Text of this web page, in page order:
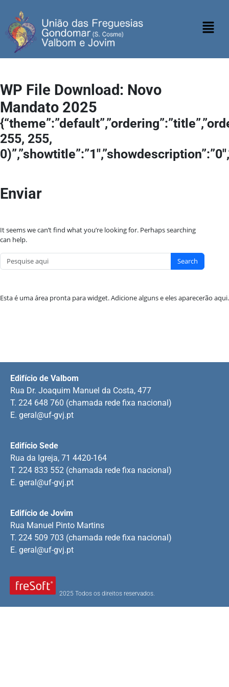
WP File Download: Novo
Mandato 2025
255, 255,
Enviar
It seems we can’t find what you’re looking for. Perhaps searching
can help.
Search
Esta é uma área pronta para widget. Adicione alguns e eles aparecerão aqui.
2025 Todos os direitos reservados.
Edifício de Jovim
Rua Manuel Pinto Martins
T. 224 509 703 (chamada rede fixa nacional)
E. geral@uf-gvj.pt
Edifício Sede
Rua da Igreja, 71 4420-164
T. 224 833 552 (chamada rede fixa nacional)
E. geral@uf-gvj.pt
Edifício de Valbom
Rua Dr. Joaquim Manuel da Costa, 477
T. 224 648 760 (chamada rede fixa nacional)
E. geral@uf-gvj.pt